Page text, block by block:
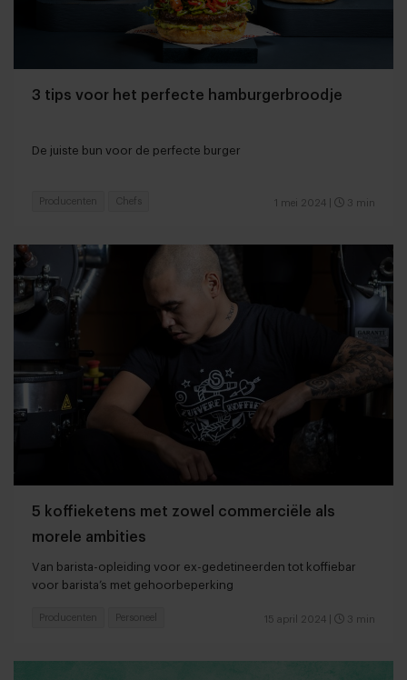
3 tips voor het perfecte hamburgerbroodje
De juiste bun voor de perfecte burger
1 mei 2024 3 min
Producenten Chefs
5 koffieketens met zowel commerciële als
morele ambities
Van barista-opleiding voor ex-gedetineerden tot koffiebar
voor barista’s met gehoorbeperking
15 april 2024 3 min
Producenten Personeel